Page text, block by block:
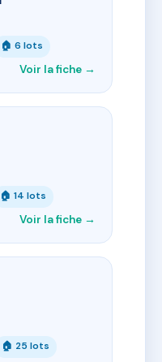
🏠 6 lots
Voir la fiche →
🏠 14 lots
Voir la fiche →
🏠 25 lots